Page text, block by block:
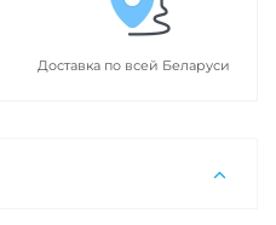
Доставка по всей Беларуси